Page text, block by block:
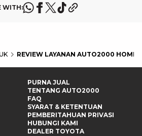
WITH:
REVIEW LAYANAN AUTO2000 HOME
PURNA JUAL
TENTANG AUTO2000
FAQ
SYARAT & KETENTUAN
PEMBERITAHUAN PRIVASI
HUBUNGI KAMI
DEALER TOYOTA